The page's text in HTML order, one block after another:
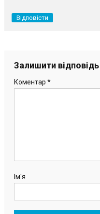
Відповісти
Залишити відповідь
Коментар *
Ім'я